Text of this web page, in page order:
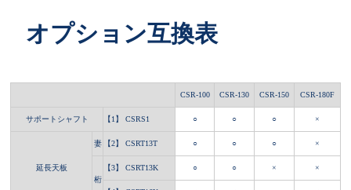
オプション互換表
CSR-100 CSR-130 CSR-150 CSR-180F
サポートシャフト 【1】 CSRS1 ○ ○ ○ ×
延長天板
妻 【2】 CSRT13T ○ ○ ○ ×
桁
【3】 CSRT13K ○ ○ × ×